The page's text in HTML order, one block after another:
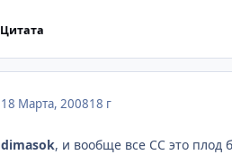
Цитата
18 Марта, 200818 г
dimasok, и вообще все СС это плод